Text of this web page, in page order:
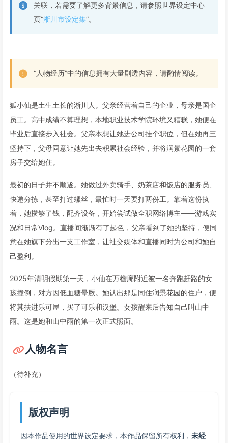
关联，若需要了解更多背景信息，请参照世界设定中心
页“淅川市设定集”。
“人物经历”中的信息拥有大量剧透内容，请酌情阅读。
狐小仙是土生土长的淅川人。父亲经营着自己的企业，母亲是国企
员工。高中成绩不算理想，本地职业技术学院环境又糟糕，她便在
毕业后直接步入社会。父亲本想让她进公司挂个职位，但在她再三
坚持下，父母同意让她先出去积累社会经验，并将润景花园的一套
房子交给她住。
最初的日子并不顺遂。她做过外卖骑手、奶茶店和饭店的服务员、
快递分拣，甚至打过螺丝，最忙时一天要打两份工。靠着这份执
着，她攒够了钱，配齐设备，开始尝试做全职网络博主——游戏实
况和日常Vlog。直播间渐渐有了起色，父亲看到了她的坚持，便同
意在她旗下分出一支工作室，让社交媒体和直播同时为公司和她自
己盈利。
2025年清明假期第一天，小仙在万檐廊附近被一名奔跑赶路的女
孩撞倒，对方因低血糖晕厥。她认出那是同住润景花园的住户，便
将其扶进乐可屋，买了可乐和汉堡。女孩醒来后告知自己叫山中
雨。这是她和山中雨的第一次正式照面。
人物名言
（待补充）
版权声明
因本作品使用的世界设定要求，本作品保留所有权利， 未经